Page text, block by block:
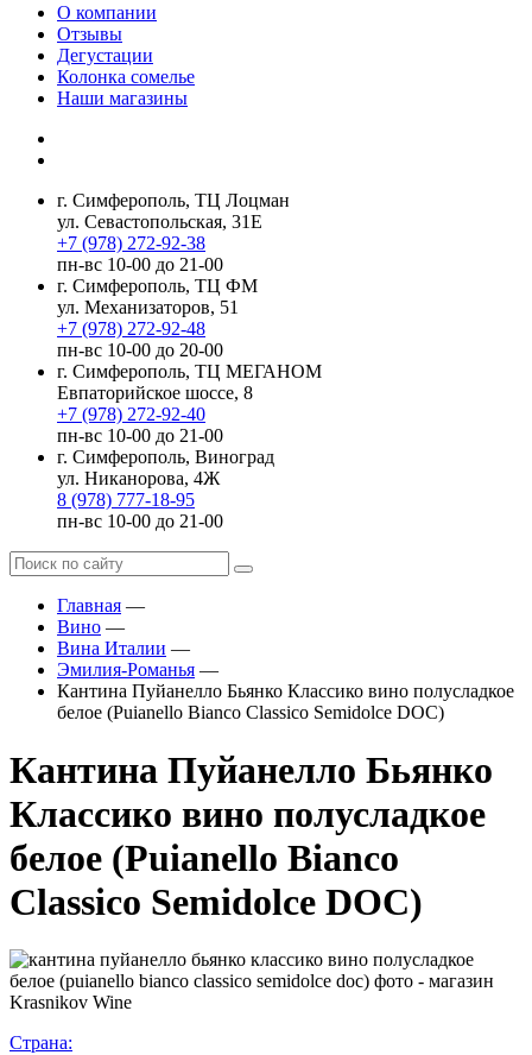
О компании
Отзывы
Дегустации
Колонка сомелье
Наши магазины
г. Симферополь, ТЦ Лоцман
ул. Севастопольская, 31Е
+7 (978) 272-92-38
пн-вс 10-00 до 21-00
г. Симферополь, ТЦ ФМ
ул. Механизаторов, 51
+7 (978) 272-92-48
пн-вс 10-00 до 20-00
г. Симферополь, ТЦ МЕГАНОМ
Евпаторийское шоссе, 8
+7 (978) 272-92-40
пн-вс 10-00 до 21-00
г. Симферополь, Виноград
ул. Никанорова, 4Ж
8 (978) 777-18-95
пн-вс 10-00 до 21-00
Главная —
Вино —
Вина Италии —
Эмилия-Романья —
Кантина Пуйанелло Бьянко Классико вино полусладкое
белое (Puianello Bianco Classico Semidolce DOC)
Кантина Пуйанелло Бьянко
Классико вино полусладкое
белое (Puianello Bianco
Classico Semidolce DOC)
Страна: